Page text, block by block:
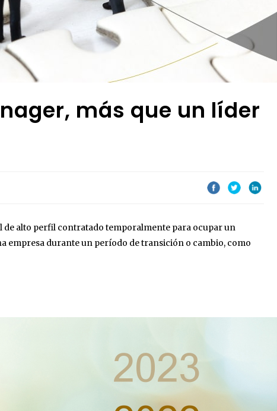
más que un líder
alto perfil contratado temporalmente para ocupar un
empresa durante un período de transición o cambio, como